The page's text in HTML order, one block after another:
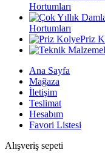
Hortumları
Hortumları
Priz
Ana Sayfa
Mağaza
İletişim
Teslimat
Hesabım
Favori Listesi
Alışveriş sepeti